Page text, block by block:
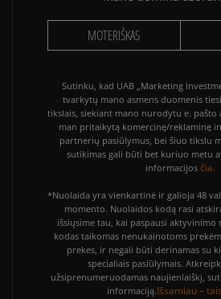
MOTERIŠKAS
Sutinku, kad UAB „Marketing
tvarkytų mano asmens duomenis
tikslais, siekiant mano nurodytu e. pašto
man pritaikytą komercinę/reklaminę
partnerių pasiūlymus, bei šiuo tikslu
sutikimas gali būti bet kuriuo metu
informacijos čia.
*Nuolaida yra vienkartinė ir galioja 48
momento. Nuolaidos kodą rasi
išsiųsime tau, kai paspausi
kodas taikomas nenukainotoms
prekes, ir negali būti derinamas su
specialiais pasiūlymais.
užsiprenumeruodamas naujienlaiškį,
informaciją.Išsamiau –